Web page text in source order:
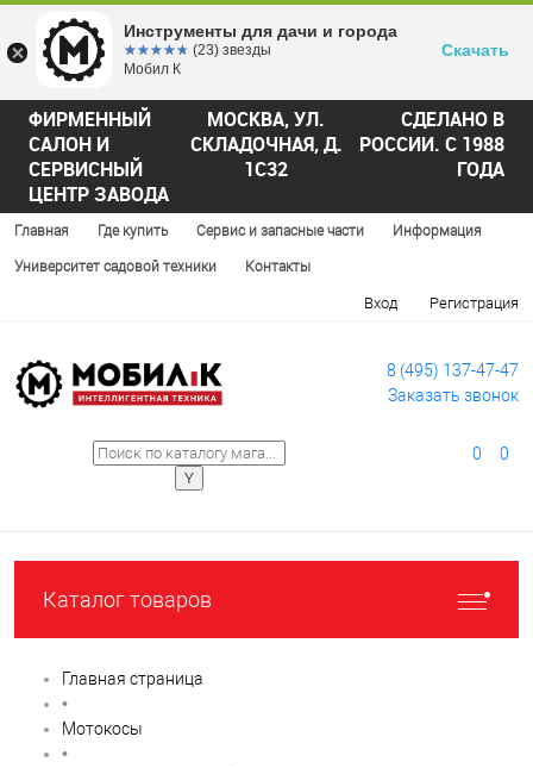
ФИРМЕННЫЙ
САЛОН И
СЕРВИСНЫЙ
ЦЕНТР ЗАВОДА
МОСКВА, УЛ.
СКЛАДОЧНАЯ, Д.
1С32
СДЕЛАНО В
РОССИИ. С 1988
ГОДА
Главная Где купить Сервис и запасные части Информация
Университет садовой техники Контакты
Вход Регистрация
8 (495) 137-47-47
Заказать звонок
0 0
Каталог товаров
Главная страница
•
Мотокосы
•
Инструменты для дачи и города
☆☆☆☆☆
★★★★★ (23) звезды
Мобил К
Скачать